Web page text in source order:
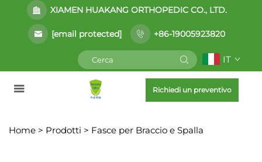
XIAMEN HUAKANG ORTHOPEDIC CO., LTD.
[email protected] +86-19005923820
IT
Richiedi un preventivo
Home > Prodotti > Fasce per Braccio e Spalla